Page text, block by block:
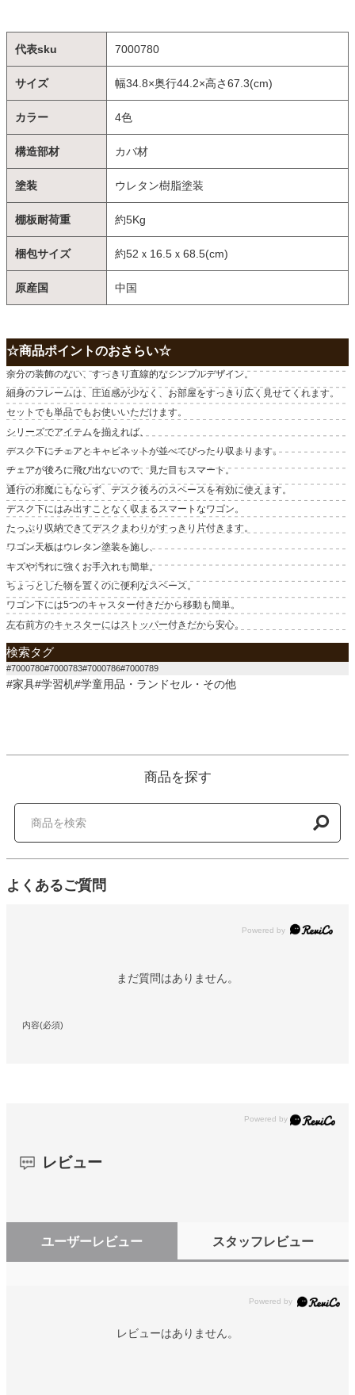
代表sku 7000780
サイズ 幅34.8×奥行44.2×高さ67.3(cm)
カラー 4色
構造部材 カバ材
塗装 ウレタン樹脂塗装
棚板耐荷重 約5Kg
梱包サイズ 約52ｘ16.5ｘ68.5(cm)
原産国 中国
☆商品ポイントのおさらい☆
余分の装飾のない、すっきり直線的なシンプルデザイン。
細身のフレームは、圧迫感が少なく、お部屋をすっきり広く見せてくれます。
セットでも単品でもお使いいただけます。
シリーズでアイテムを揃えれば、
デスク下にチェアとキャビネットが並べてぴったり収まります。
チェアが後ろに飛び出ないので、見た目もスマート。
通行の邪魔にもならず、デスク後ろのスペースを有効に使えます。
デスク下にはみ出すことなく収まるスマートなワゴン。
たっぷり収納できてデスクまわりがすっきり片付きます。
ワゴン天板はウレタン塗装を施し、
キズや汚れに強くお手入れも簡単。
ちょっとした物を置くのに便利なスペース。
ワゴン下には5つのキャスター付きだから移動も簡単。
左右前方のキャスターにはストッパー付きだから安心。
検索タグ
#7000780#7000783#7000786#7000789
#家具#学習机#学童用品・ランドセル・その他
商品を探す
よくあるご質問
Powered by
まだ質問はありません。
内容(必須)
レビュー
ユーザーレビュー スタッフレビュー
レビューはありません。